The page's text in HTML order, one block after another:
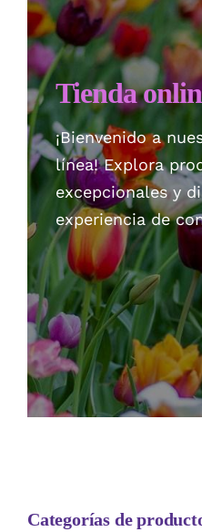
Politica de privacidad
Tienda
¡Bienvenido a
línea! Explora
excepcionales y
experiencia de
Categorías de